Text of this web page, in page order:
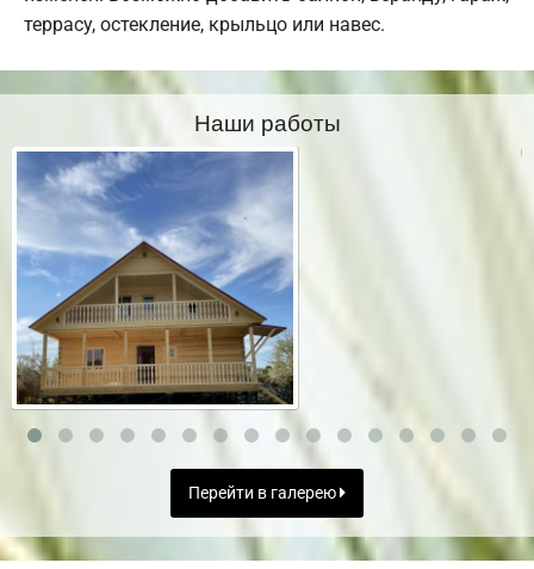
террасу, остекление, крыльцо или навес.
Наши работы
Перейти в галерею